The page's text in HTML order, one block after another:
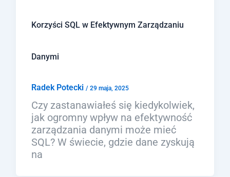
Korzyści SQL w Efektywnym Zarządzaniu
Danymi
Radek Potecki / 29 maja, 2025
Czy zastanawiałeś się kiedykolwiek,
jak ogromny wpływ na efektywność
zarządzania danymi może mieć
SQL? W świecie, gdzie dane zyskują
na